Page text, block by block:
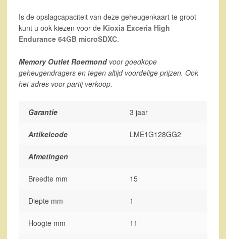
Is de opslagcapaciteit van deze geheugenkaart te groot
kunt u ook kiezen voor de Kioxia Exceria High
Endurance 64GB microSDXC.
Memory Outlet Roermondvoor goedkope
geheugendragers en tegen altijd voordelige prijzen. Ook
het adres voor partij verkoop.
Garantie 3 jaar
Artikelcode LME1G128GG2
Afmetingen
Breedte mm 15
Diepte mm 1
Hoogte mm 11